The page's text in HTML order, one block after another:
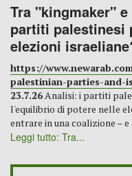
Tra "kingmaker"
partiti palestinesi
elezioni
https://
palestinian-parties-and-
23.7.26Analisi: i partiti
l'equilibrio di potere nelle
entrare in una coalizione –
Leggi tutto: Tra...